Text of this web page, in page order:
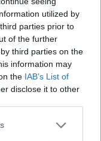
utilized by
parties prior to
of the further
third parties on the
information may
the IAB’s List of
disclose it to other
verta rinktis
bet ir įdomūs iš